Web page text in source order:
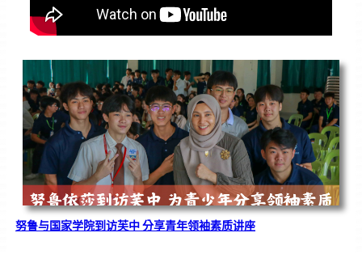
努鲁与国家学院到访芙中 分享青年领袖素质讲座